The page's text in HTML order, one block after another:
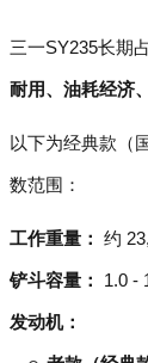
三一SY235长期
耐用、油耗经济
以下为经典款（
数范围：
工作重量： 约
铲斗容量： 1.0 -
发动机：